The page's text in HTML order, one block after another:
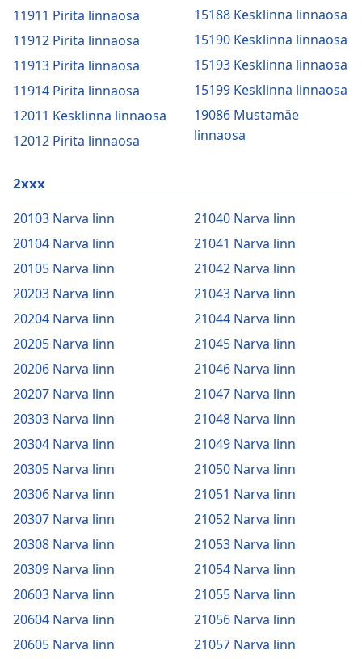
11911 Pirita linnaosa
11912 Pirita linnaosa
11913 Pirita linnaosa
11914 Pirita linnaosa
12011 Kesklinna linnaosa
12012 Pirita linnaosa
15188 Kesklinna linnaosa
15190 Kesklinna linnaosa
15193 Kesklinna linnaosa
15199 Kesklinna linnaosa
19086 Mustamäe
linnaosa
2xxx
20103 Narva linn
20104 Narva linn
20105 Narva linn
20203 Narva linn
20204 Narva linn
20205 Narva linn
20206 Narva linn
20207 Narva linn
20303 Narva linn
20304 Narva linn
20305 Narva linn
20306 Narva linn
20307 Narva linn
20308 Narva linn
20309 Narva linn
20603 Narva linn
20604 Narva linn
20605 Narva linn
21040 Narva linn
21041 Narva linn
21042 Narva linn
21043 Narva linn
21044 Narva linn
21045 Narva linn
21046 Narva linn
21047 Narva linn
21048 Narva linn
21049 Narva linn
21050 Narva linn
21051 Narva linn
21052 Narva linn
21053 Narva linn
21054 Narva linn
21055 Narva linn
21056 Narva linn
21057 Narva linn